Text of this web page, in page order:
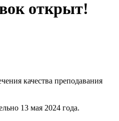
открыт!
качества преподавания
13 мая 2024 года.